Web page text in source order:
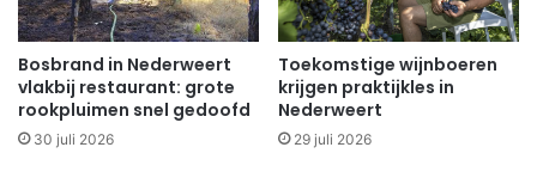
Bosbrand in Nederweert
vlakbij restaurant: grote
rookpluimen snel gedoofd
30 juli 2026
Toekomstige wijnboeren
krijgen praktijkles in
Nederweert
29 juli 2026